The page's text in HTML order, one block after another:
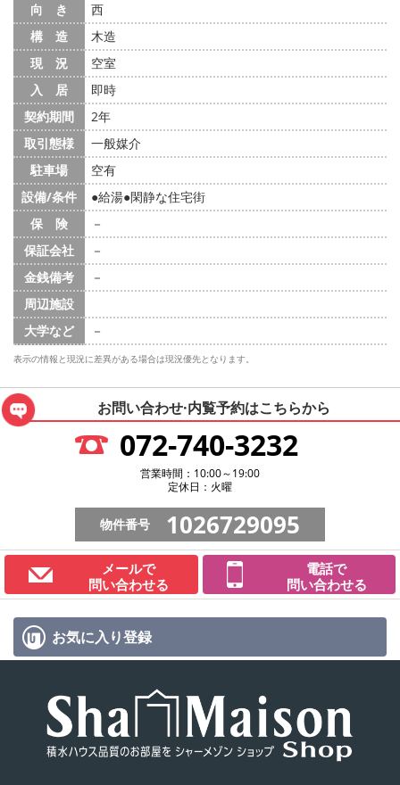
向 き
西
構 造
木造
現 況
空室
入 居
即時
契約期間
2年
取引態様
一般媒介
駐車場
空有
設備/条件
給湯 閑静な住宅街
保 険
－
保証会社
－
金銭備考
－
周辺施設
大学など
－
表示の情報と現況に差異がある場合は現況優先となります。
お問い合わせ·内覧予約はこちらから
072-740-3232
営業時間：10:00～19:00
定休日：火曜
物件番号 1026729095
メールで
問い合わせる
電話で
問い合わせる
お気に入り登録